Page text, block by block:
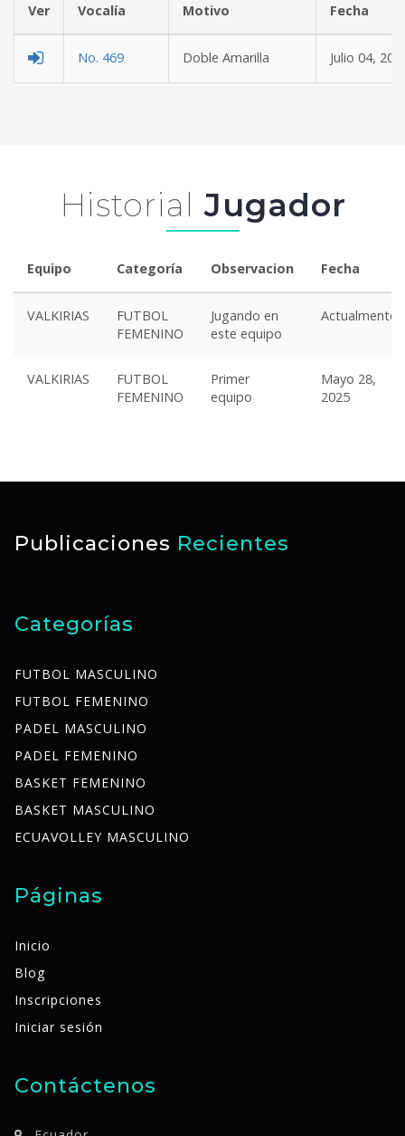
Ver Vocalía Motivo
No. 469 Doble Amarilla Julio 04,
Historial Jugador
Equipo Categoría Observacion Fecha
VALKIRIAS
FUTBOL
FEMENINO
Jugando en
este equipo
Actualmente
VALKIRIAS
FUTBOL
FEMENINO
Primer
equipo
Mayo 28,
2025
Publicaciones Recientes
Categorías
FUTBOL MASCULINO
FUTBOL FEMENINO
PADEL MASCULINO
PADEL FEMENINO
BASKET FEMENINO
BASKET MASCULINO
ECUAVOLLEY MASCULINO
Páginas
Inicio
Blog
Inscripciones
Iniciar sesión
Contáctenos